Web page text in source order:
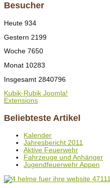
Besucher
Heute 934
Gestern 2199
Woche 7650
Monat 10283
Insgesamt 2840796
Kubik-Rubik Joomla!
Extensions
Beliebteste Artikel
Kalender
Jahresbericht 2011
Aktive Feuerwehr
Fahrzeuge und Anhänger
Jugendfeuerwehr Appen